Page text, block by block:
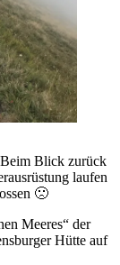
Beim Blick zurück
laufen
🙁
Meeres“ der
Hütte auf